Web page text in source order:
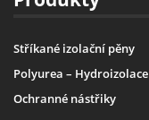
Stříkané izolační pěny
Polyurea – Hydroizolace
Ochranné nástřiky